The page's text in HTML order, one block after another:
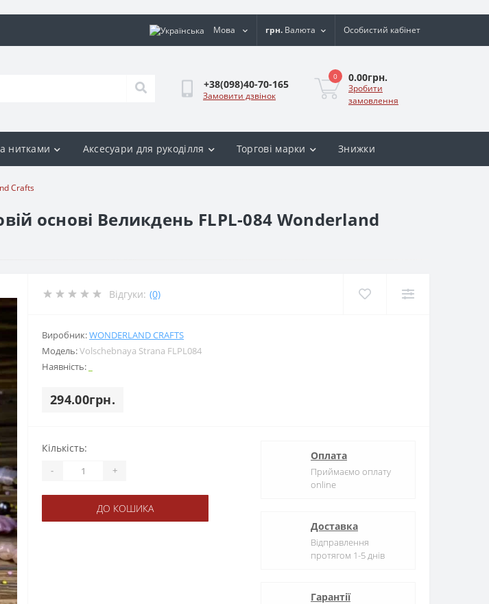
Мова грн. Валюта Особистий кабінет
+38(098)40-70-165
Замовити дзвінок
0 0.00грн.
Зробити
замовлення
нитками Аксесуари для рукоділля Торгові марки Знижки
Crafts
основі Великдень FLPL-084 Wonderland
Відгуки: (0)
Виробник:WONDERLAND CRAFTS
Модель:Volschebnaya Strana FLPL084
Наявність:
294.00грн.
Кількість:
- +
ДО КОШИКА
Оплата
Приймаємо оплату
online
Доставка
Відправлення
протягом 1-5 днів
Гарантії